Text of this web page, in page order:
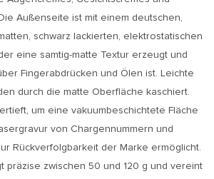
Außenseite ist mit einem deutschen,
schwarz lackierten, elektrostatischen
eine samtig-matte Textur erzeugt und
Fingerabdrücken und Ölen ist. Leichte
durch die matte Oberfläche kaschiert.
um eine vakuumbeschichtete Fläche
von Chargennummern und
Rückverfolgbarkeit der Marke ermöglicht.
präzise zwischen 50 und 120 g und vereint